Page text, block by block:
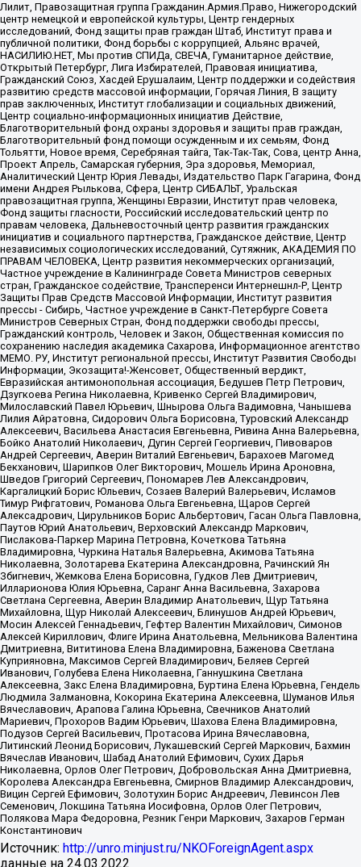
Лилит, Правозащитная группа Гражданин.Армия.Право, Нижегородский
центр немецкой и европейской культуры, Центр гендерных
исследований, Фонд защиты прав граждан Штаб, Институт права и
публичной политики, Фонд борьбы с коррупцией, Альянс врачей,
НАСИЛИЮ.НЕТ, Мы против СПИДа, СВЕЧА, Гуманитарное действие,
Открытый Петербург, Лига Избирателей, Правовая инициатива,
Гражданский Союз, Хасдей Ерушалаим, Центр поддержки и содействия
развитию средств массовой информации, Горячая Линия, В защиту
прав заключенных, Институт глобализации и социальных движений,
Центр социально-информационных инициатив Действие,
Благотворительный фонд охраны здоровья и защиты прав граждан,
Благотворительный фонд помощи осужденным и их семьям, Фонд
Тольятти, Новое время, Серебряная тайга, Так-Так-Так, Сова, центр Анна,
Проект Апрель, Самарская губерния, Эра здоровья, Мемориал,
Аналитический Центр Юрия Левады, Издательство Парк Гагарина, Фонд
имени Андрея Рылькова, Сфера, Центр СИБАЛЬТ, Уральская
правозащитная группа, Женщины Евразии, Институт прав человека,
Фонд защиты гласности, Российский исследовательский центр по
правам человека, Дальневосточный центр развития гражданских
инициатив и социального партнерства, Гражданское действие, Центр
независимых социологических исследований, Сутяжник, АКАДЕМИЯ ПО
ПРАВАМ ЧЕЛОВЕКА, Центр развития некоммерческих организаций,
Частное учреждение в Калининграде Совета Министров северных
стран, Гражданское содействие, Трансперенси Интернешнл-Р, Центр
Защиты Прав Средств Массовой Информации, Институт развития
прессы - Сибирь, Частное учреждение в Санкт-Петербурге Совета
Министров Северных Стран, Фонд поддержки свободы прессы,
Гражданский контроль, Человек и Закон, Общественная комиссия по
сохранению наследия академика Сахарова, Информационное агентство
МЕМО. РУ, Институт региональной прессы, Институт Развития Свободы
Информации, Экозащита!-Женсовет, Общественный вердикт,
Евразийская антимонопольная ассоциация, Бедушев Петр Петрович,
Дзугкоева Регина Николаевна, Кривенко Сергей Владимирович,
Милославский Павел Юрьевич, Шнырова Ольга Вадимовна, Чанышева
Лилия Айратовна, Сидорович Ольга Борисовна, Туровский Александр
Алексеевич, Васильева Анастасия Евгеньевна, Ривина Анна Валерьевна,
Бойко Анатолий Николаевич, Дугин Сергей Георгиевич, Пивоваров
Андрей Сергеевич, Аверин Виталий Евгеньевич, Барахоев Магомед
Бекханович, Шарипков Олег Викторович, Мошель Ирина Ароновна,
Шведов Григорий Сергеевич, Пономарев Лев Александрович,
Каргалицкий Борис Юльевич, Созаев Валерий Валерьевич, Исламов
Тимур Рифгатович, Романова Ольга Евгеньевна, Щаров Сергей
Алексадрович, Цирульников Борис Альбертович, Гасан Ольга Павловна,
Паутов Юрий Анатольевич, Верховский Александр Маркович,
Пислакова-Паркер Марина Петровна, Кочеткова Татьяна
Владимировна, Чуркина Наталья Валерьевна, Акимова Татьяна
Николаевна, Золотарева Екатерина Александровна, Рачинский Ян
Збигневич, Жемкова Елена Борисовна, Гудков Лев Дмитриевич,
Илларионова Юлия Юрьевна, Саранг Анна Васильевна, Захарова
Светлана Сергеевна, Аверин Владимир Анатольевич, Щур Татьяна
Михайловна, Щур Николай Алексеевич, Блинушов Андрей Юрьевич,
Мосин Алексей Геннадьевич, Гефтер Валентин Михайлович, Симонов
Алексей Кириллович, Флиге Ирина Анатольевна, Мельникова Валентина
Дмитриевна, Вититинова Елена Владимировна, Баженова Светлана
Куприяновна, Максимов Сергей Владимирович, Беляев Сергей
Иванович, Голубева Елена Николаевна, Ганнушкина Светлана
Алексеевна, Закс Елена Владимировна, Буртина Елена Юрьевна, Гендель
Людмила Залмановна, Кокорина Екатерина Алексеевна, Шуманов Илья
Вячеславович, Арапова Галина Юрьевна, Свечников Анатолий
Мариевич, Прохоров Вадим Юрьевич, Шахова Елена Владимировна,
Подузов Сергей Васильевич, Протасова Ирина Вячеславовна,
Литинский Леонид Борисович, Лукашевский Сергей Маркович, Бахмин
Вячеслав Иванович, Шабад Анатолий Ефимович, Сухих Дарья
Николаевна, Орлов Олег Петрович, Добровольская Анна Дмитриевна,
Королева Александра Евгеньевна, Смирнов Владимир Александрович,
Вицин Сергей Ефимович, Золотухин Борис Андреевич, Левинсон Лев
Семенович, Локшина Татьяна Иосифовна, Орлов Олег Петрович,
Полякова Мара Федоровна, Резник Генри Маркович, Захаров Герман
Константинович
Источник: http://unro.minjust.ru/NKOForeignAgent.aspx
данные на 24.03.2022